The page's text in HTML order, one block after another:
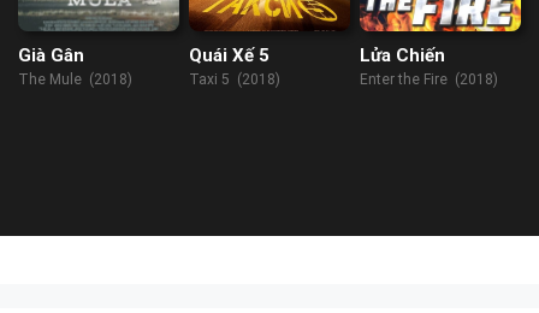
Già Gân
The Mule (2018)
Quái Xế 5
Taxi 5 (2018)
Lửa Chiến
Enter the Fire (2018)